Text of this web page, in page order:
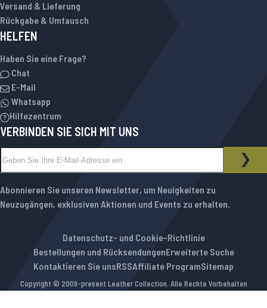
Versand & Lieferung
Rückgabe & Umtausch
HELFEN
Haben Sie eine Frage?
Chat
E-Mail
Whatsapp
Hilfezentrum
VERBINDEN SIE SICH MIT UNS
NEWSLETTER
Abonnieren Sie unseren Newsletter, um Neuigkeiten zu
Neuzugängen, exklusiven Aktionen und Events zu erhalten.
Datenschutz- und Cookie-Richtlinie
Bestellungen und RücksendungenErweiterte Suche
Kontaktieren Sie unsRSSAffiliate ProgramSitemap
Copyright © 2009-present Leather Collection. Alle Rechte Vorbehalten